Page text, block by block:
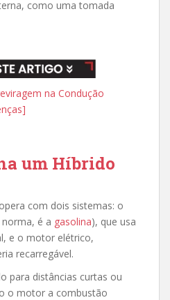
como uma tomada
na Condução
um Híbrido
com dois sistemas: o
é a gasolina), que usa
e o motor elétrico,
recarregável.
para distâncias curtas ou
o motor a combustão